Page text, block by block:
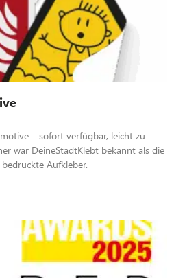
– sofort verfügbar, leicht zu
war DeineStadtKlebt bekannt als die
Aufkleber.